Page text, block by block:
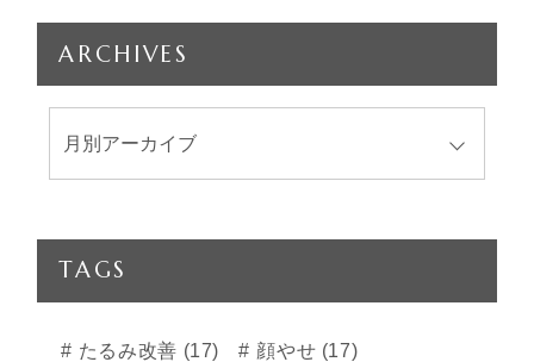
ARCHIVES
TAGS
たるみ改善 (17) 顔やせ (17)